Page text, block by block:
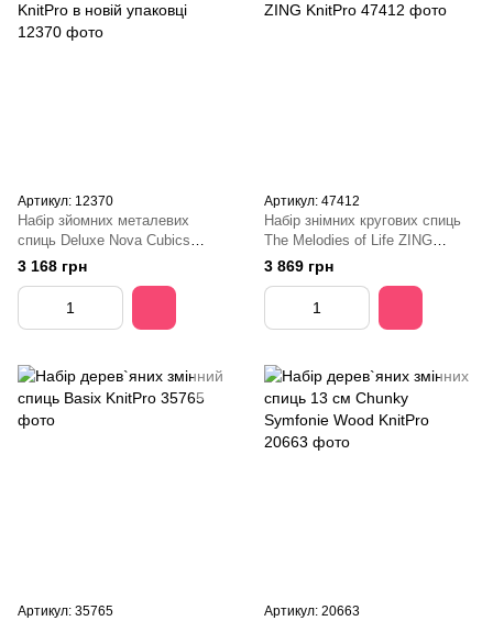
Артикул: 12370
Набір зйомних металевих
спиць Deluxe Nova Cubics
KnitPro в новій упаковці
3 168 грн
Артикул: 47412
Набір знімних кругових спиць
The Melodies of Life ZING
KnitPro
3 869 грн
Артикул: 35765 Артикул: 20663